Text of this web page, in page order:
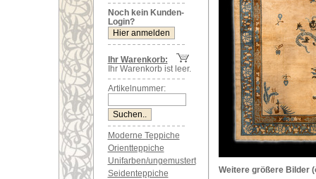
Noch kein Kunden-
Login?
Ihr Warenkorb:
Ihr Warenkorb ist leer.
Artikelnummer:
Moderne Teppiche
Orientteppiche
Unifarben/ungemustert
Seidenteppiche
Weitere größere Bilder